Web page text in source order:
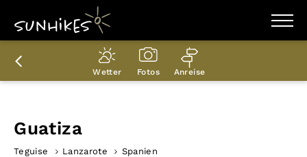
WANDERZIELE
WANDERUNGEN
ENTDECKEN
PLANER
Wetter Fotos Anreise
Guatiza
Teguise Lanzarote Spanien